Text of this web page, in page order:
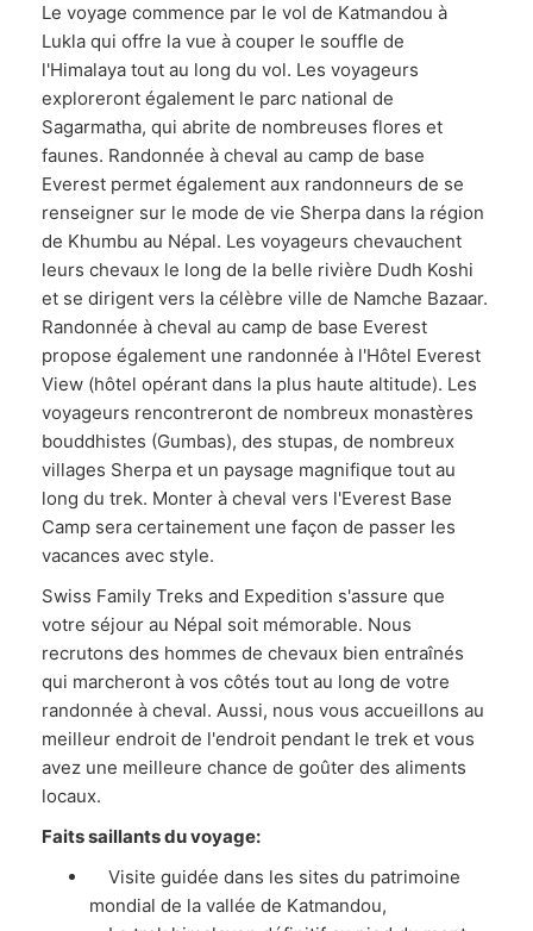
Le voyage commence par le vol de Katmandou à
Lukla qui offre la vue à couper le souffle de
l'Himalaya tout au long du vol. Les voyageurs
exploreront également le parc national de
Sagarmatha, qui abrite de nombreuses flores et
faunes. Randonnée à cheval au camp de base
Everest permet également aux randonneurs de se
renseigner sur le mode de vie Sherpa dans la région
de Khumbu au Népal. Les voyageurs chevauchent
leurs chevaux le long de la belle rivière Dudh Koshi
et se dirigent vers la célèbre ville de Namche Bazaar.
Randonnée à cheval au camp de base Everest
propose également une randonnée à l'Hôtel Everest
View (hôtel opérant dans la plus haute altitude). Les
voyageurs rencontreront de nombreux monastères
bouddhistes (Gumbas), des stupas, de nombreux
villages Sherpa et un paysage magnifique tout au
long du trek. Monter à cheval vers l'Everest Base
Camp sera certainement une façon de passer les
vacances avec style.
Swiss Family Treks and Expedition s'assure que
votre séjour au Népal soit mémorable. Nous
recrutons des hommes de chevaux bien entraînés
qui marcheront à vos côtés tout au long de votre
randonnée à cheval. Aussi, nous vous accueillons au
meilleur endroit de l'endroit pendant le trek et vous
avez une meilleure chance de goûter des aliments
locaux.
Faits saillants du voyage:
Visite guidée dans les sites du patrimoine
mondial de la vallée de Katmandou,